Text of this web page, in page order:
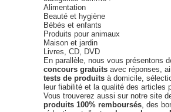
Alimentation
Beauté et hygiène
Bébés et enfants
Produits pour animaux
Maison et jardin
Livres, CD, DVD
En parallèle, nous vous présentons
concours gratuits avec réponses,
tests de produits à domicile,
leur fiabilité et la qualité des articles
Vous trouverez aussi sur notre site
produits 100% remboursés , des